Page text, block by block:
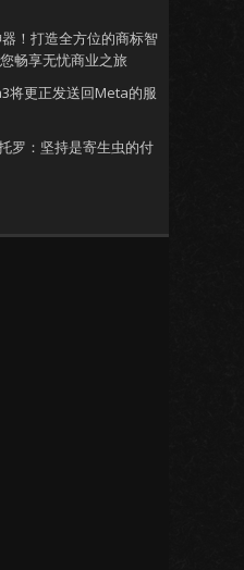
！打造全方位的商标智
畅享无忧商业之旅
将更正发送回Meta的服
罗：坚持是寄生虫的付